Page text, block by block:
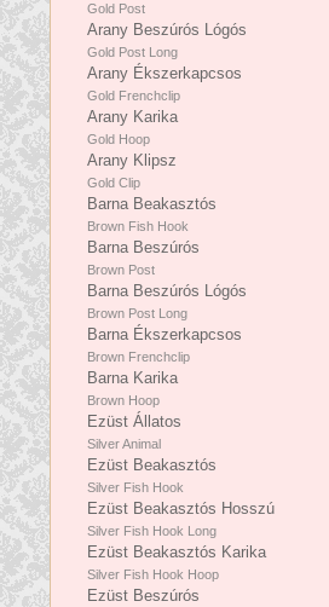
Gold Post
Arany Beszúrós Lógós
Gold Post Long
Arany Ékszerkapcsos
Gold Frenchclip
Arany Karika
Gold Hoop
Arany Klipsz
Gold Clip
Barna Beakasztós
Brown Fish Hook
Barna Beszúrós
Brown Post
Barna Beszúrós Lógós
Brown Post Long
Barna Ékszerkapcsos
Brown Frenchclip
Barna Karika
Brown Hoop
Ezüst Állatos
Silver Animal
Ezüst Beakasztós
Silver Fish Hook
Ezüst Beakasztós Hosszú
Silver Fish Hook Long
Ezüst Beakasztós Karika
Silver Fish Hook Hoop
Ezüst Beszúrós